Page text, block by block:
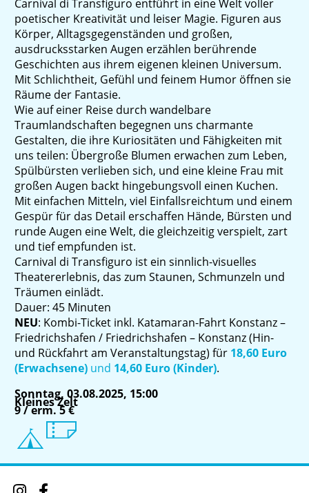
Carnival di Transfiguro entführt in eine Welt voller
poetischer Kreativität und leiser Magie. Figuren aus
Körper, Alltagsgegenständen und großen,
ausdrucksstarken Augen erzählen berührende
Geschichten aus ihrem eigenen kleinen Universum.
Mit Schlichtheit, Gefühl und feinem Humor öffnen sie
Räume der Fantasie.
Wie auf einer Reise durch wandelbare
Traumlandschaften begegnen uns charmante
Gestalten, die ihre Kuriositäten und Fähigkeiten mit
uns teilen: Übergroße Blumen erwachen zum Leben,
Spülbürsten verlieben sich, und eine kleine Frau mit
großen Augen backt hingebungsvoll einen Kuchen.
Mit einfachen Mitteln, viel Einfallsreichtum und einem
Gespür für das Detail erschaffen Hände, Bürsten und
runde Augen eine Welt, die gleichzeitig verspielt, zart
und tief empfunden ist.
Carnival di Transfiguro ist ein sinnlich-visuelles
Theatererlebnis, das zum Staunen, Schmunzeln und
Träumen einlädt.
Dauer: 45 Minuten
NEU: Kombi-Ticket inkl. Katamaran-Fahrt Konstanz –
Friedrichshafen / Friedrichshafen – Konstanz (Hin-
und Rückfahrt am Veranstaltungstag) für 18,60 Euro
(Erwachsene) und 14,60 Euro (Kinder).
Sonntag, 03.08.2025, 15:00
Kleines Zelt
9 / erm. 5 €